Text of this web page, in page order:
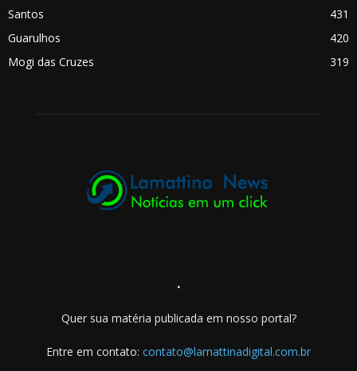
Santos
431
Guarulhos
420
Mogi das Cruzes
319
.
Quer sua matéria publicada em nosso portal?
Entre em contato: contato@lamattinadigital.com.br